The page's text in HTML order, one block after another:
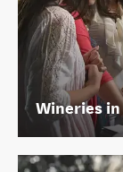
Wineries